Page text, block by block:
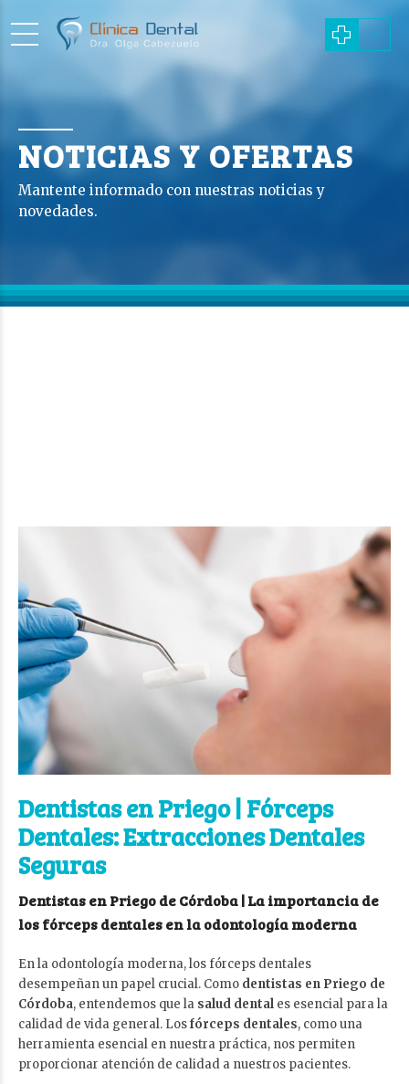
NOTICIAS Y OFERTAS
Mantente informado con nuestras noticias y
novedades.
Dentistas en Priego | Fórceps
Dentales: Extracciones Dentales
Seguras
Dentistas en Priego de Córdoba | La importancia de
los fórceps dentales en la odontología moderna
En la odontología moderna, los fórceps dentales
desempeñan un papel crucial. Como dentistas en Priego de
Córdoba, entendemos que la salud dental es esencial para la
calidad de vida general. Losfórceps dentales, como una
herramienta esencial en nuestra práctica, nos permiten
proporcionar atención de calidad a nuestros pacientes.